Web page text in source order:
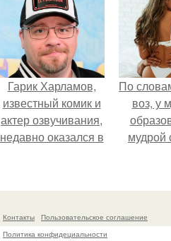
Гарик Харламов,
известный комик и
актер озвучивания,
недавно оказался в
над озвучкой
колобка.
По
воз, у
мудрой
смерти
Контакты
Пользовательское соглашение
Политика конфидециальности